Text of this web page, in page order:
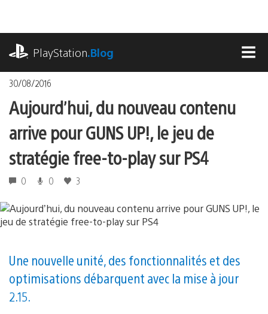
contenu
PlayStation.Blog
30/08/2016
Aujourd’hui, du nouveau contenu
arrive pour GUNS UP!, le jeu de
stratégie free-to-play sur PS4
0 0 3
Une nouvelle unité, des fonctionnalités et des
optimisations débarquent avec la mise à jour
2.15.